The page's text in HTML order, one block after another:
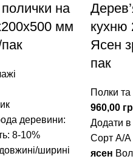
полички на
мм
деревини:
8-10%
ширині
кухню
Ясен
пак
Полки та
960,00
Додати
Сорт А/А
ясен